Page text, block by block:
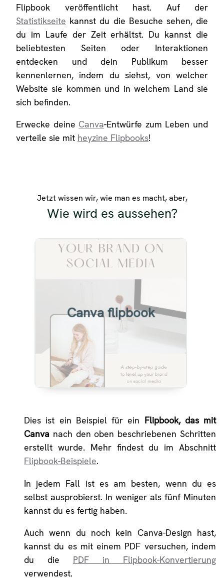
Flipbook veröffentlicht hast. Auf der
Statistikseite kannst du die Besuche sehen, die
du im Laufe der Zeit erhältst. Du kannst die
beliebtesten Seiten oder Interaktionen
entdecken und dein Publikum besser
kennenlernen, indem du siehst, von welcher
Website sie kommen und in welchem Land sie
sich befinden.
Erwecke deine Canva-Entwürfe zum Leben und
verteile sie mit heyzine Flipbooks!
Jetzt wissen wir, wie man es macht, aber,
Wie wird es aussehen?
Canva flipbook
from a Canva design with
Heyzine
Dies ist ein Beispiel für ein Flipbook, das mit
Canva nach den oben beschriebenen Schritten
erstellt wurde. Mehr findest du im Abschnitt
Flipbook-Beispiele.
In jedem Fall ist es am besten, wenn du es
selbst ausprobierst. In weniger als fünf Minuten
kannst du es fertig haben.
Auch wenn du noch kein Canva-Design hast,
kannst du es mit einem PDF versuchen, indem
du die PDF in Flipbook-Konvertierung
verwendest.